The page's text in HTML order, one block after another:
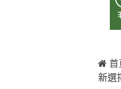
首
新選